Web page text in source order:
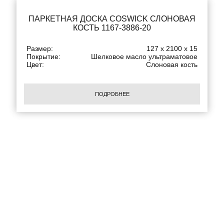
ПАРКЕТНАЯ ДОСКА COSWICK СЛОНОВАЯ
КОСТЬ 1167-3886-20
Размер:
127 x 2100 x 15
Покрытие:
Шелковое масло ультраматовое
Цвет:
Слоновая кость
ПОДРОБНЕЕ